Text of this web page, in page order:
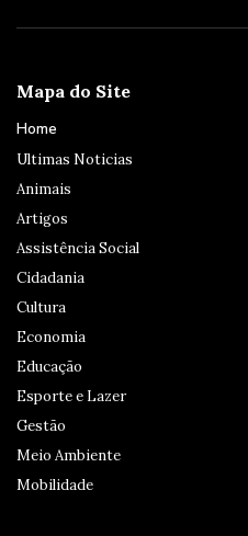
Mapa do Site
Home
Ultimas Noticias
Animais
Artigos
Assistência Social
Cidadania
Cultura
Economia
Educação
Esporte e Lazer
Gestão
Meio Ambiente
Mobilidade